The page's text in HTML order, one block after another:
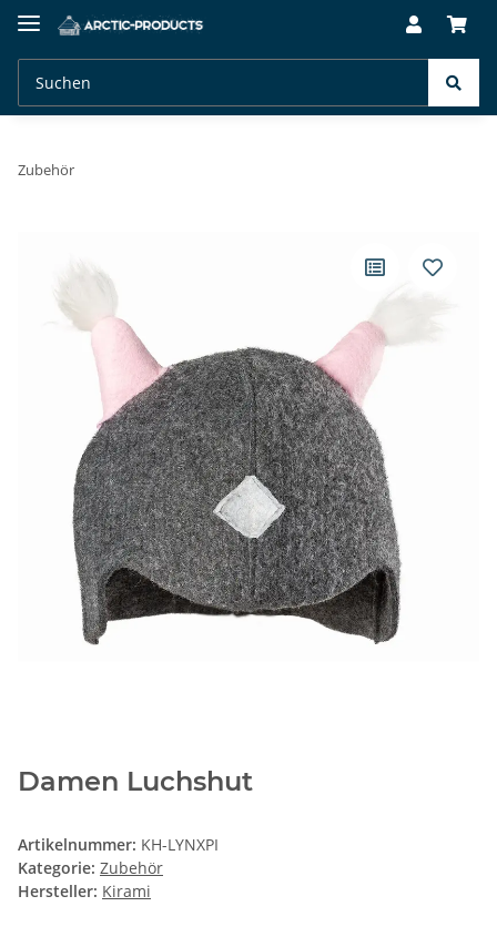
Zubehör
Damen Luchshut
Artikelnummer: KH-LYNXPI
Kategorie: Zubehör
Hersteller: Kirami